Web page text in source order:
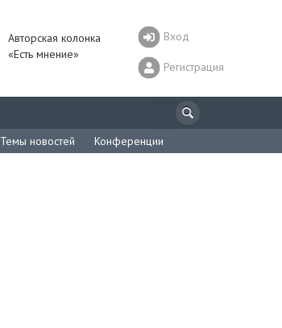
Авторская колонка
«Есть мнение»
Вход
Регистрация
Темы новостей Конференции